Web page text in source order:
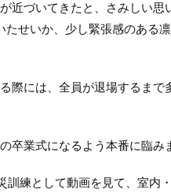
近づいてきたと、さみしい思
たせいか、少し緊張感のある
際には、全員が退場するまで
業式になるよう本番に臨み
練として動画を見て、室内